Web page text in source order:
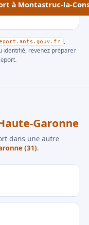
à Montastruc-la-
,
identifié, revenez préparer
Garonne
dans une autre
(31).